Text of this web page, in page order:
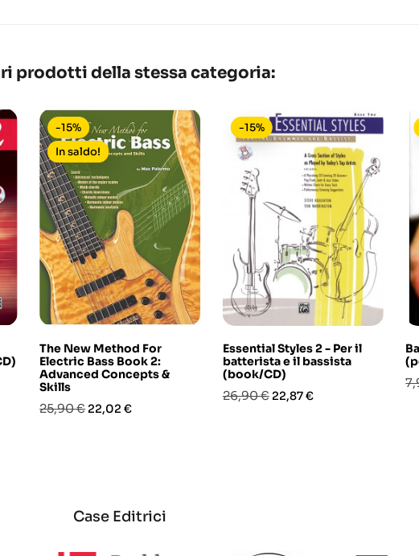
prodotti della stessa categoria:
The New Method For
Electric Bass Book 2:
Advanced Concepts &
Skills
Prezzo
25,90 € Prezzo
22,02 €
-15%
In saldo!
Essential Styles 2 - Per il
batterista e il bassista
(book/CD)
Prezzo
26,90 € Prezzo
22,87 €
-15%
Case Editrici